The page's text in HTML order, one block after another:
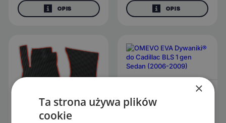
OPIS OPIS
Cadillac BLS 1 gen Sedan
×
Ta strona używa plików
cookie